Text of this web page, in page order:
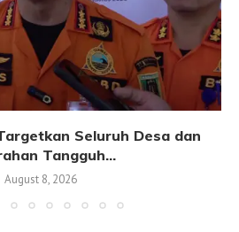
Seluruh Desa dan
Tangguh...
August 8, 2026